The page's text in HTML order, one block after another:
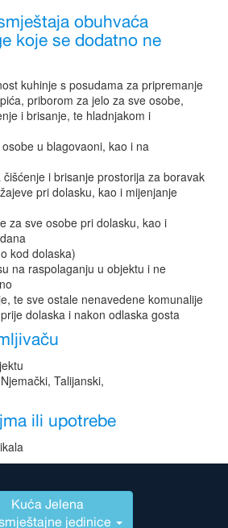
obuhvaća
koje se dodatno ne
kuhinje s posudama za pripremanje
priborom za jelo za sve osobe,
i brisanje, te hladnjakom i
u blagovaoni, kao i na
i brisanje prostorija za boravak
pri dolasku, kao i mijenjanje
za sve osobe pri dolasku, kao i
kod dolaska)
na raspolaganju u objektu i ne
te sve ostale nenavedene komunalije
dolaska i nakon odlaska gosta
Talijanski,
ili upotrebe
Kuća Jelena
jedinice